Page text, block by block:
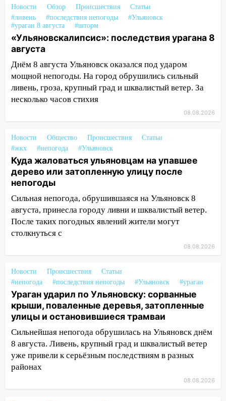
области на 9 августа
16:34 Из-за мощной непогоды в
Ульяновске отменили фестиваль «Наше
время»
16:17 Мелекесский район первым в
Ульяновской области намолотил более
100 тысяч тонн зерна
15:17 В колледжи и техникумы
Ульяновской области подали более 10
15:04 Фоторепортаж с улиц Ульяновска
после шторма: поваленные деревья и
затопленные улицы
14:28 Ураган вырвал остановку на улице
Деева в Заволжье
14:26 Жители Ульяновска сами
пытаются расчистить ливнёвки, не
дождавшись коммунальщиков
на улице Любови Шевцовой рухнул
светофор
14:14 Студента из Ульяновска обманули
мошенники под видом преподавателя
14:12
Куда жаловаться ульяновцам на
упавшее дерево или затопленную улицу
после непогоды
13:59
Новости Обзор Происшествия
Статьи
#ливень
#последствия непогоды
#Ульяновск
#ураган 8 августа
#шторм
«Ульяновскалипсис»: последствия урагана 8
августа
Днём 8 августа Ульяновск оказался под ударом
мощной непогоды. На город обрушились сильный
ливень, гроза, крупный град и шквалистый ветер. За
несколько часов стихия
08.08.2026
Новости Общество Происшествия
Статьи
#жкх
#непогода #Ульяновск
Куда жаловаться ульяновцам на упавшее
дерево или затопленную улицу после
непогоды
Сильная непогода, обрушившаяся на Ульяновск 8
августа, принесла городу ливни и шквалистый ветер.
После таких погодных явлений жители могут
столкнуться с
08.08.2026
Новости Происшествия
Статьи
#непогода
#последствия непогоды #Ульяновск #ураган
Ураган ударил по Ульяновску: сорванные
крыши, поваленные деревья, затопленные
улицы и остановившиеся трамваи
Сильнейшая непогода обрушилась на Ульяновск днём
8 августа. Ливень, крупный град и шквалистый ветер
уже привели к серьёзным последствиям в разных
районах
08.08.2026